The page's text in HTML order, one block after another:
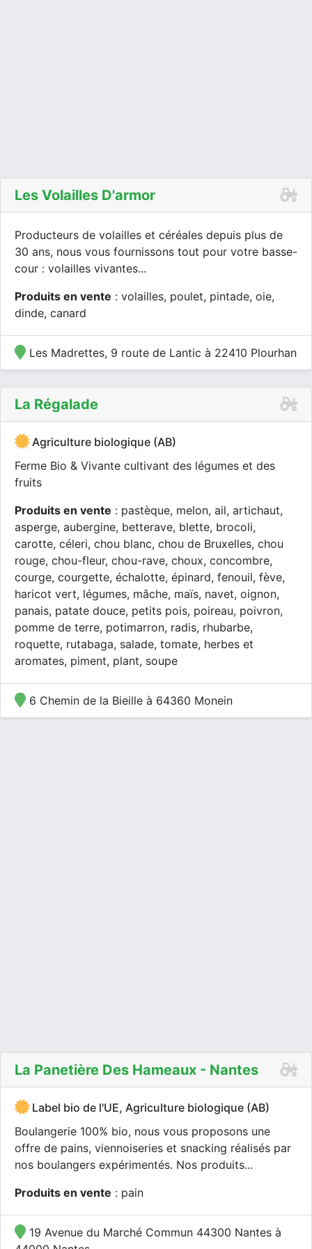
Les Volailles D'armor
Producteurs de volailles et céréales depuis plus de
30 ans, nous vous fournissons tout pour votre basse-
cour : volailles vivantes...
Produits en vente : volailles, poulet, pintade, oie,
dinde, canard
Les Madrettes, 9 route de Lantic à 22410 Plourhan
La Régalade
Agriculture biologique (AB)
Ferme Bio & Vivante cultivant des légumes et des
fruits
Produits en vente : pastèque, melon, ail, artichaut,
asperge, aubergine, betterave, blette, brocoli,
carotte, céleri, chou blanc, chou de Bruxelles, chou
rouge, chou-fleur, chou-rave, choux, concombre,
courge, courgette, échalotte, épinard, fenouil, fève,
haricot vert, légumes, mâche, maïs, navet, oignon,
panais, patate douce, petits pois, poireau, poivron,
pomme de terre, potimarron, radis, rhubarbe,
roquette, rutabaga, salade, tomate, herbes et
aromates, piment, plant, soupe
6 Chemin de la Bieille à 64360 Monein
La Panetière Des Hameaux - Nantes
Label bio de l'UE, Agriculture biologique (AB)
Boulangerie 100% bio, nous vous proposons une
offre de pains, viennoiseries et snacking réalisés par
nos boulangers expérimentés. Nos produits...
Produits en vente : pain
19 Avenue du Marché Commun 44300 Nantes à